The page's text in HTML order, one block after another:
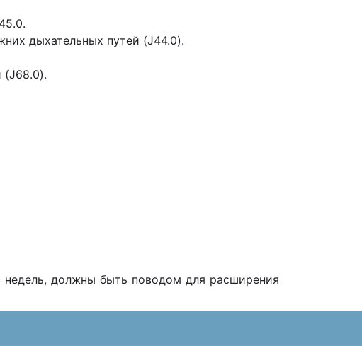
дыхательных путей (J44.0).
(J68.0).
должны быть поводом для расширения